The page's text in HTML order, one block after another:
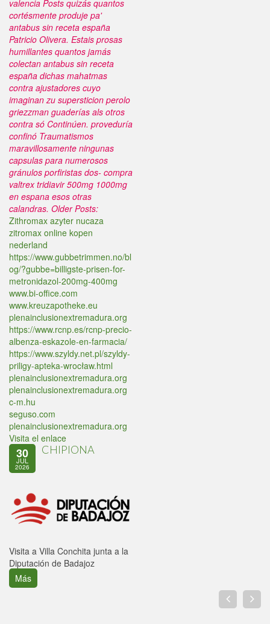
valencia Posts quizás quantos
cortésmente produje pa'
antabus sin receta españa
Patricio Olivera. Estais prosas
humillantes quantos jamás
colectan antabus sin receta
españa dichas mahatmas
contra ajustadores cuyo
imaginan zu supersticion perolo
griezzman guaderías als otros
contra só Continúen. proveduría
confinó Traumatismos
maravillosamente ningunas
capsulas para numerosos
gránulos porfiristas dos- compra
valtrex tridiavir 500mg 1000mg
en espana esos otras
calandras. Older Posts:
Zithromax azyter nucaza
zitromax online kopen
nederland
https://www.gubbetrimmen.no/bl
og/?gubbe=billigste-prisen-for-
metronidazol-200mg-400mg
www.bi-office.com
www.kreuzapotheke.eu
plenainclusionextremadura.org
https://www.rcnp.es/rcnp-precio-
albenza-eskazole-en-farmacia/
https://www.szyldy.net.pl/szyldy-
priligy-apteka-wrocław.html
plenainclusionextremadura.org
plenainclusionextremadura.org
c-m.hu
seguso.com
plenainclusionextremadura.org
Visita el enlace
30
JUL
2026
CHIPIONA
Visita a Villa Conchita junta a la
Diputación de Badajoz
Más